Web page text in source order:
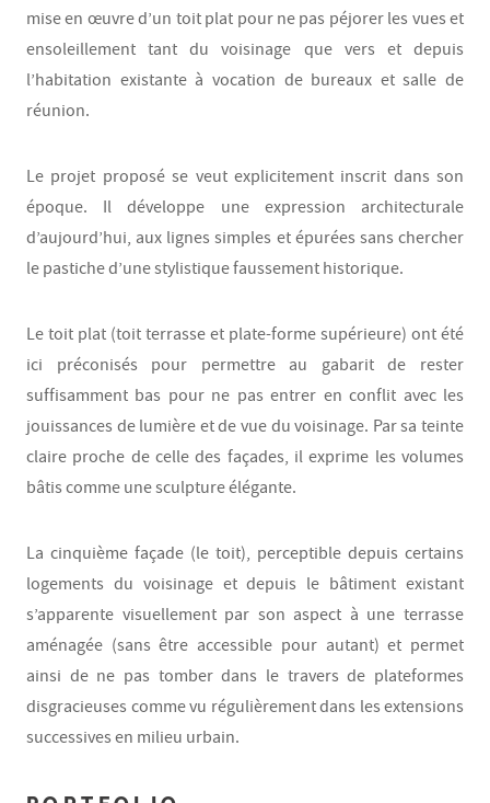
mise en œuvre d’un toit plat pour ne pas péjorer les vues et
ensoleillement tant du voisinage que vers et depuis
l’habitation existante à vocation de bureaux et salle de
réunion.
Le projet proposé se veut explicitement inscrit dans son
époque. Il développe une expression architecturale
d’aujourd’hui, aux lignes simples et épurées sans chercher
le pastiche d’une stylistique faussement historique.
Le toit plat (toit terrasse et plate-forme supérieure) ont été
ici préconisés pour permettre au gabarit de rester
suffisamment bas pour ne pas entrer en conflit avec les
jouissances de lumière et de vue du voisinage. Par sa teinte
claire proche de celle des façades, il exprime les volumes
bâtis comme une sculpture élégante.
La cinquième façade (le toit), perceptible depuis certains
logements du voisinage et depuis le bâtiment existant
s’apparente visuellement par son aspect à une terrasse
aménagée (sans être accessible pour autant) et permet
ainsi de ne pas tomber dans le travers de plateformes
disgracieuses comme vu régulièrement dans les extensions
successives en milieu urbain.